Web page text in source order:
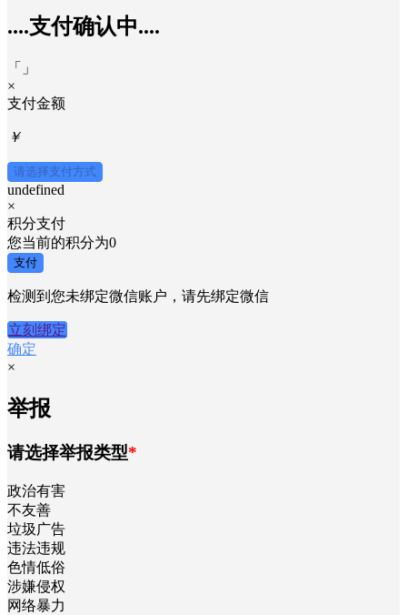
....支付确认中....
「
」
×
支付金额
￥
请选择支付方式
undefined
×
积分支付
您当前的积分为0
支付
检测到您未绑定微信账户，请先绑定微信
立刻绑定
确定
×
举报
请选择举报类型*
政治有害
不友善
垃圾广告
违法违规
色情低俗
涉嫌侵权
网络暴力